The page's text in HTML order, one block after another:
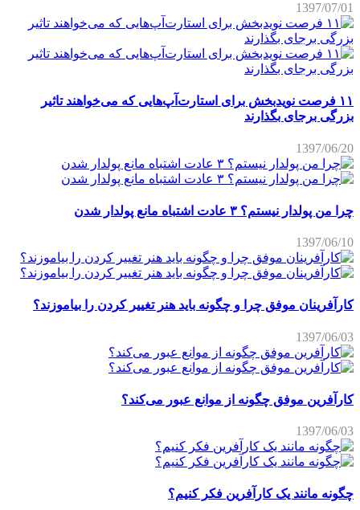
1397/07/01
۱۱ فرصت نویدبخش برای استارت‌آپ‌هایی که می‌خواهند تاثیر
بزرگی برجای بگذارند
1397/06/20
چرا من پولدار نیستم؟ ۳ عادت اشتباه مانع پولدار شدن
1397/06/10
کارآفرینان موفق چرا و چگونه باید هنر تغییر کردن را بیاموزند؟
1397/06/03
کارآفرین موفق چگونه از موانع عبور می‌کند؟
1397/06/03
چگونه مانند یک کارآفرین فکر کنیم؟